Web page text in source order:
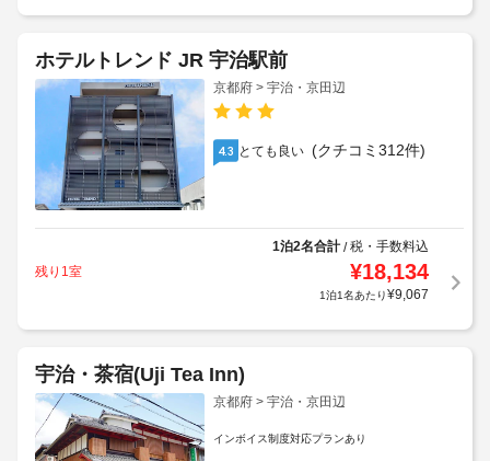
ホテルトレンド JR 宇治駅前
京都府 > 宇治・京田辺
4.3 とても良い (クチコミ312件)
1泊2名合計/税・手数料込
残り1室
¥18,134
1泊1名あたり¥9,067
宇治・茶宿(Uji Tea Inn)
京都府 > 宇治・京田辺
インボイス制度対応プランあり